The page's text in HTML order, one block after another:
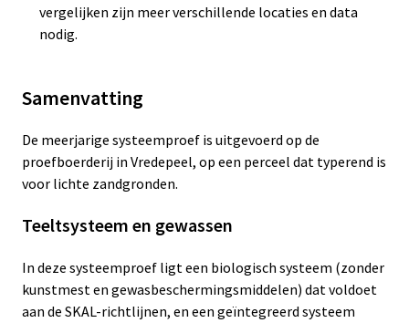
vergelijken zijn meer verschillende locaties en data
nodig.
Samenvatting
De meerjarige systeemproef is uitgevoerd op de
proefboerderij in Vredepeel, op een perceel dat typerend is
voor lichte zandgronden.
Teeltsysteem en gewassen
In deze systeemproef ligt een biologisch systeem (zonder
kunstmest en gewasbeschermingsmiddelen) dat voldoet
aan de SKAL-richtlijnen, en een geïntegreerd systeem